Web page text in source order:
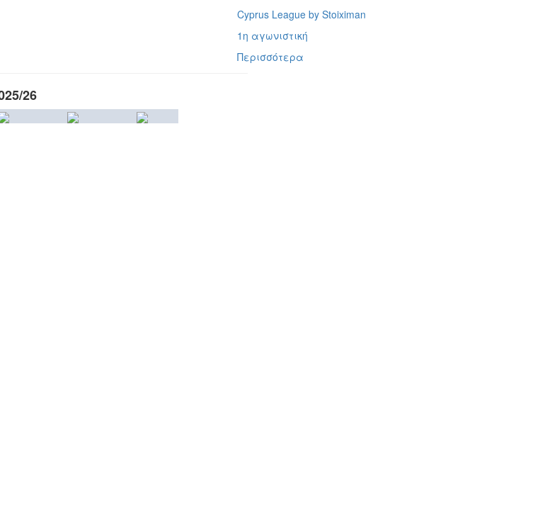
26
Cyprus League by Stoiximan
1η αγωνιστική
Περισσότερα